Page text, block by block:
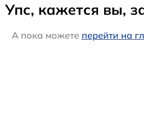
Упс, кажется вы,
А пока можете перейти на